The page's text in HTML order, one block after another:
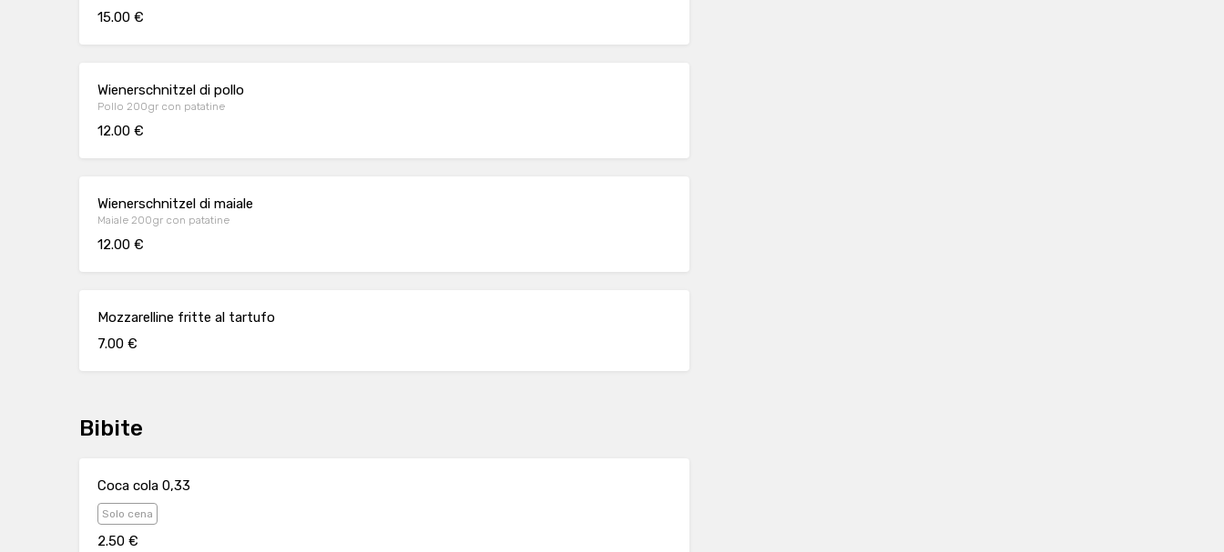
15.00 €
Wienerschnitzel di pollo
Pollo 200gr con patatine
12.00 €
Wienerschnitzel di maiale
Maiale 200gr con patatine
12.00 €
Mozzarelline fritte al tartufo
7.00 €
Bibite
Coca cola 0,33
Solo cena
2.50 €